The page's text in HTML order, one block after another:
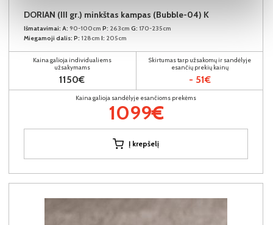
DORIAN (III gr.) minkštas kampas (Bubble-04) K
Išmatavimai: A: 90-100cm P: 263cm G: 170-235cm
Miegamoji dalis: P: 128cm I: 205cm
Kaina galioja individualiems
užsakymams
1150€
Skirtumas tarp užsakomų ir sandėlyje
esančių prekių kainų
- 51€
Kaina galioja sandėlyje esančioms prekėms
1099€
Į krepšelį